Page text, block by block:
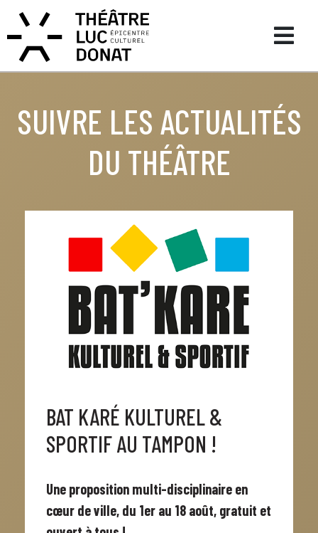
SUIVRE LES ACTUALITÉS
DU THÉÂTRE
BAT KARÉ KULTUREL &
SPORTIF AU TAMPON !
Une proposition multi-disciplinaire en
cœur de ville, du 1er au 18 août, gratuit et